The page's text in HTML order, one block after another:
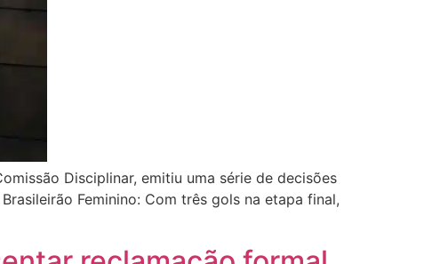
Disciplinar, emitiu uma série de decisões
Feminino: Com três gols na etapa final,